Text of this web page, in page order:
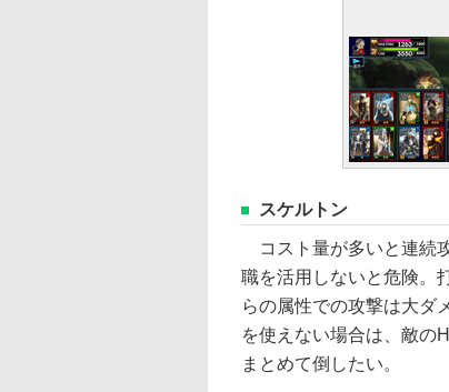
スケルトン
コスト量が多いと連続
職を活用しないと危険。
らの属性での攻撃は大ダ
を使えない場合は、敵の
まとめて倒したい。